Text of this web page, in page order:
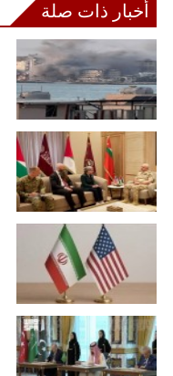
أخبار ذات صلة